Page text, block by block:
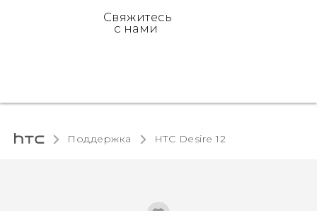
Свяжитесь
с нами
Поддержка HTC Desire 12‎